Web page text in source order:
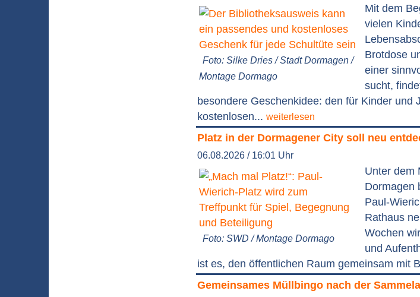
Foto: Silke Dries / Stadt Dormagen /
Montage Dormago
Mit dem
vielen
Brotdose
einer
sucht,
besondere Geschenkidee: den für Kinder und
kostenlosen... weiterlesen
Platz in der Dormagener City soll neu
06.08.2026 / 16:01 Uhr
Foto: SWD / Montage Dormago
Unter dem
Dormagen
Paul-
Rathaus
Wochen
und
ist es, den öffentlichen Raum gemeinsam mit
Gemeinsames Müllbingo nach der